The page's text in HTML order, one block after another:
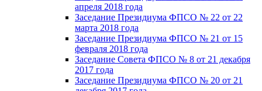
апреля 2018 года
Заседание Президиума ФПСО № 22 от 22
марта 2018 года
Заседание Президиума ФПСО № 21 от 15
февраля 2018 года
Заседание Совета ФПСО № 8 от 21 декабря
2017 года
Заседание Президиума ФПСО № 20 от 21